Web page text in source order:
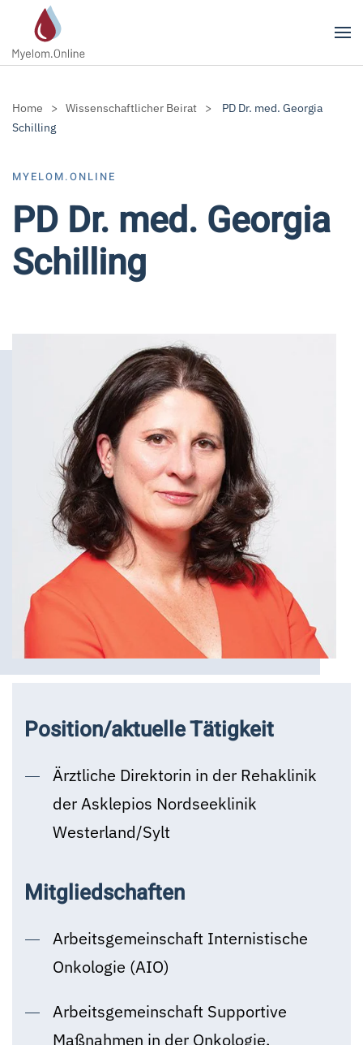
Zum Hauptinhalt springen
Home Wissenschaftlicher Beirat
PD Dr. med. Georgia
Schilling
MYELOM.ONLINE
PD Dr. med. Georgia
Schilling
Position/aktuelle Tätigkeit
Ärztliche Direktorin in der Rehaklinik
der Asklepios Nordseeklinik
Westerland/Sylt
Mitgliedschaften
Arbeitsgemeinschaft Internistische
Onkologie (AIO)
Arbeitsgemeinschaft Supportive
Maßnahmen in der Onkologie,